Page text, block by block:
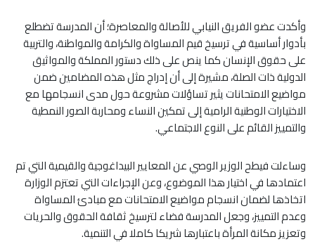
وأكدت عضو الفريق النيابي للأصالة والمعاصرة؛ أن المدرسة تضطلع
بأدوار أساسية في ترسيخ قيم المساواة والكرامة والمواطنة، والتربية
على حقوق الإنسان كما ينص على ذلك دستور المملكة والمواثيق
الدولية ذات الصلة، مشيرة إلى أن إدراج مثل هذه المضامين ضمن
مواضيع الامتحانات يثير تساؤلات مشروعة حول مدى انسجامها مع
الاختيارات الوطنية الرامية إلى تمكين النساء ومحاربة الصور النمطية
والتمييز القائم على النوع الاجتماعي.
وساءلت فيطح الوزير الوصي عن المعايير البيداغوجية والقيمية التي تم
اعتمادها في اختيار هذا الموضوع، وعن الإجراءات التي تعتزم الوزارة
اتخاذها لضمان انسجام مواضيع الامتحانات مع مبادئ المساواة
وعدم التمييز، وجعل المدرسة فضاء لترسيخ ثقافة الحقوق والحريات
وتعزيز مكانة المرأة باعتبارها شريكا كاملا في التنمية.